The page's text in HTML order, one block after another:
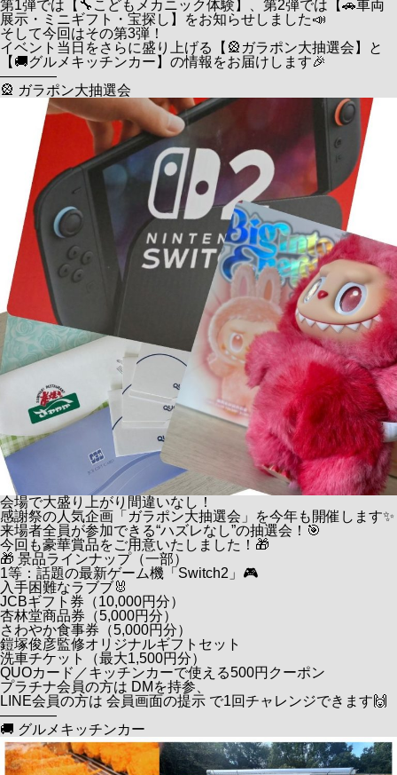
第1弾では【🔧こどもメカニック体験】、第2弾では【🚗車両
展示・ミニギフト・宝探し】をお知らせしました📣
そして今回はその第3弾！
イベント当日をさらに盛り上げる【🎡ガラポン大抽選会】と
【🚚グルメキッチンカー】の情報をお届けします🎉
――――
🎡 ガラポン大抽選会
会場で大盛り上がり間違いなし！
感謝祭の人気企画「ガラポン大抽選会」を今年も開催します✨
来場者全員が参加できる“ハズレなし”の抽選会！🎯
今回も豪華賞品をご用意いたしました！🎁
🎁 景品ラインナップ（一部）
1等：話題の最新ゲーム機「Switch2」🎮
入手困難なラブブ🐰
JCBギフト券（10,000円分）
杏林堂商品券（5,000円分）
さわやか食事券（5,000円分）
鎧塚俊彦監修オリジナルギフトセット
洗車チケット（最大1,500円分）
QUOカード／キッチンカーで使える500円クーポン
プラチナ会員の方は DMを持参、
LINE会員の方は 会員画面の提示 で1回チャレンジできます🙌
――――
🚚 グルメキッチンカー